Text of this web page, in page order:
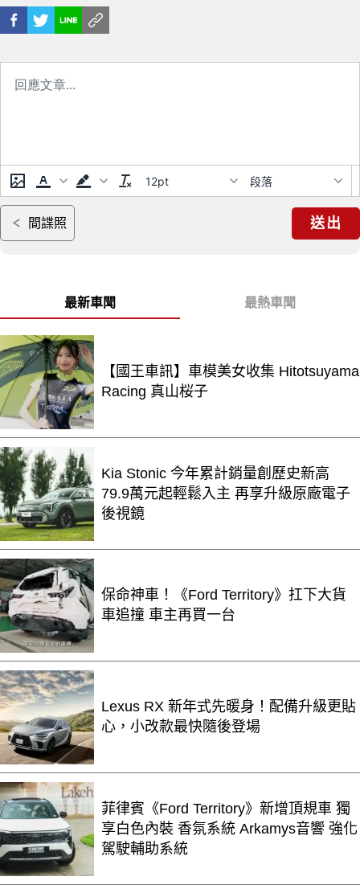
12pt 段落
間諜照 送出
最新車聞 最熱車聞
【國王車訊】車模美女收集 Hitotsuyama
Racing 真山桜子
Kia Stonic 今年累計銷量創歷史新高
79.9萬元起輕鬆入主 再享升級原廠電子
後視鏡
保命神車！《Ford Territory》扛下大貨
車追撞 車主再買一台
Lexus RX 新年式先暖身！配備升級更貼
心，小改款最快隨後登場
菲律賓《Ford Territory》新增頂規車 獨
享白色內裝 香氛系統 Arkamys音響 強化
駕駛輔助系統